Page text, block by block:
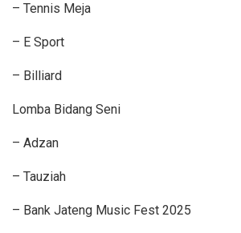
– Tennis Meja
– E Sport
– Billiard
Lomba Bidang Seni
– Adzan
– Tauziah
– Bank Jateng Music Fest 2025